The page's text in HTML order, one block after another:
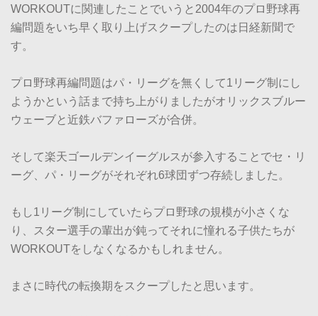
WORKOUTに関連したことでいうと2004年のプロ野球再
編問題をいち早く取り上げスクープしたのは日経新聞で
す。
プロ野球再編問題はパ・リーグを無くして1リーグ制にし
ようかという話まで持ち上がりましたがオリックスブルー
ウェーブと近鉄バファローズが合併。
そして楽天ゴールデンイーグルスが参入することでセ・リ
ーグ、パ・リーグがそれぞれ6球団ずつ存続しました。
もし1リーグ制にしていたらプロ野球の規模が小さくな
り、スター選手の輩出が鈍ってそれに憧れる子供たちが
WORKOUTをしなくなるかもしれません。
まさに時代の転換期をスクープしたと思います。